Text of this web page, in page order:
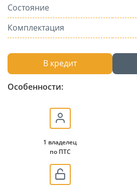
Состояние
Комплектация
В кредит
Особенности:
1 владелец
по ПТС